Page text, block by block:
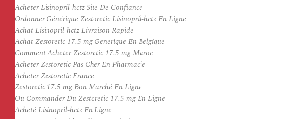
Acheter Lisinopril-hctz Site De Confiance
Ordonner Générique Zestoretic Lisinopril-hctz En Ligne
Achat Lisinopril-hctz Livraison Rapide
Achat Zestoretic 17.5 mg Generique En Belgique
Comment Acheter Zestoretic 17.5 mg Maroc
Acheter Zestoretic Pas Cher En Pharmacie
Acheter Zestoretic France
Zestoretic 17.5 mg Bon Marché En Ligne
Ou Commander Du Zestoretic 17.5 mg En Ligne
Acheté Lisinopril-hctz En Ligne